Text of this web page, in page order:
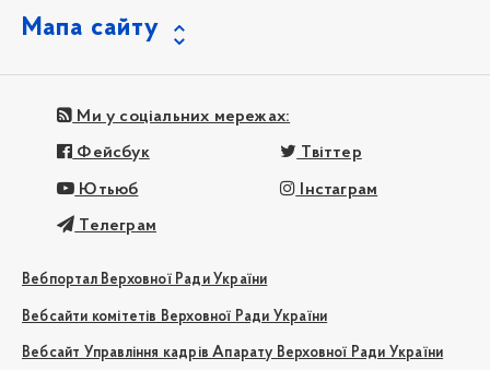
Мапа сайту
Ми у соціальних мережах:
Фейсбук Твіттер
Ютьюб Інстаграм
Телеграм
Вебпортал Верховної Ради України
Вебсайти комітетів Верховної Ради України
Вебсайт Управління кадрів Апарату Верховної Ради України